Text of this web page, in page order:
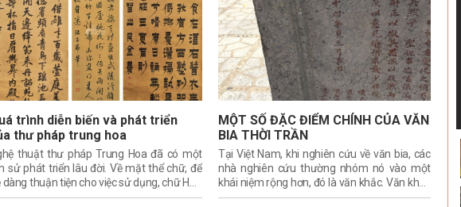
trình diễn biến và phát triển
thư pháp trung hoa
thuật thư pháp Trung Hoa đã có một
sử phát triển lâu đời. Về mặt thể chữ, để
dàng thuận tiện cho việc sử dụng, chữ Hán
chuyển dần từ phức tạp sang đơn giản,
MỘT SỐ ĐẶC ĐIỂM CHÍNH CỦA VĂN
BIA THỜI TRẦN
Tại Việt Nam, khi nghiên cứu về văn bia, các
nhà nghiên cứu thường nhóm nó vào một
khái niệm rộng hơn, đó là văn khắc. Văn khắc
là khái niệm dùng chỉ các tác phẩm được